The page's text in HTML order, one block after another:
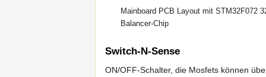
Mainboard PCB Layout mit STM32F072
Balancer-Chip
Switch-N-Sense
ON/OFF-Schalter, die Mosfets können